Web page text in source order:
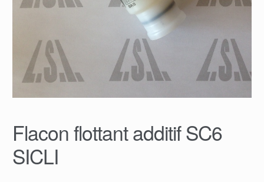
Flacon flottant additif SC6
SICLI